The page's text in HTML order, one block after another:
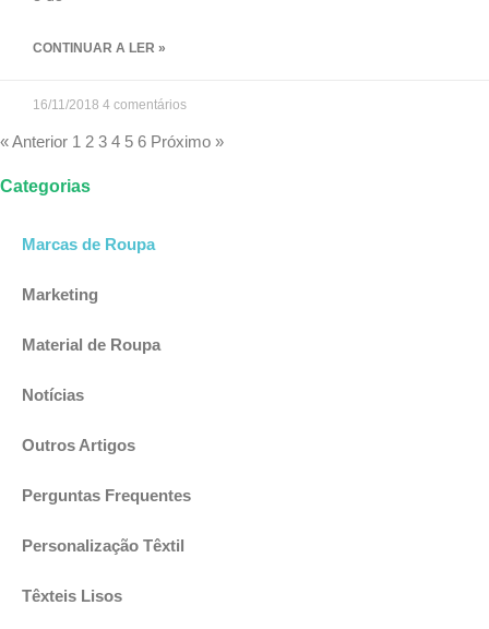
CONTINUAR A LER »
16/11/2018 4 comentários
« Anterior 1 2 3 4 5 6 Próximo »
Categorias
Marcas de Roupa
Marketing
Material de Roupa
Notícias
Outros Artigos
Perguntas Frequentes
Personalização Têxtil
Têxteis Lisos